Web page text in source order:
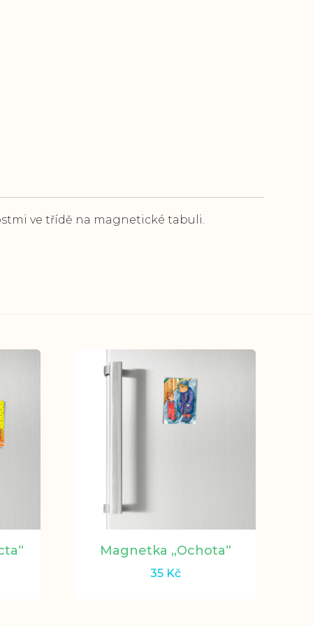
ve třídě na magnetické tabuli.
Magnetka „Ochota“
35 Kč